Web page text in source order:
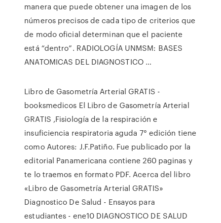
manera que puede obtener una imagen de los
números precisos de cada tipo de criterios que
de modo oficial determinan que el paciente
está “dentro”. RADIOLOGÍA UNMSM: BASES
ANATOMICAS DEL DIAGNOSTICO …
Libro de Gasometría Arterial GRATIS -
booksmedicos El Libro de Gasometría Arterial
GRATIS ,Fisiología de la respiración e
insuficiencia respiratoria aguda 7° edición tiene
como Autores: J.F.Patiño. Fue publicado por la
editorial Panamericana contiene 260 paginas y
te lo traemos en formato PDF. Acerca del libro
«Libro de Gasometría Arterial GRATIS»
Diagnostico De Salud - Ensayos para
estudiantes - ene10 DIAGNOSTICO DE SALUD